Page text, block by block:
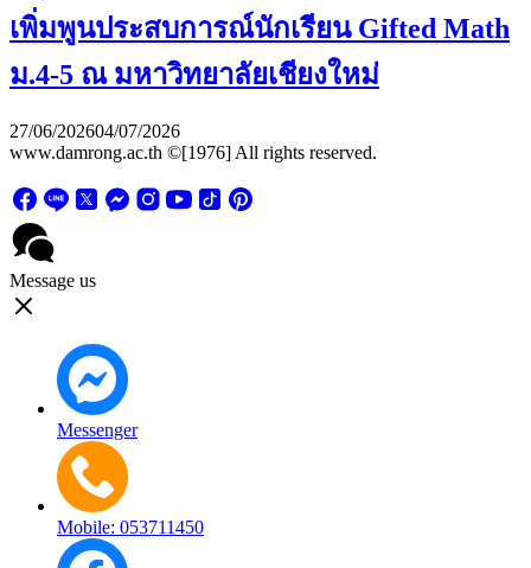
เพิ่มพูนประสบการณ์นักเรียน Gifted Math
ม.4-5 ณ มหาวิทยาลัยเชียงใหม่
27/06/202604/07/2026
www.damrong.ac.th ©[1976] All rights reserved.
Message us
Messenger
Mobile: 053711450